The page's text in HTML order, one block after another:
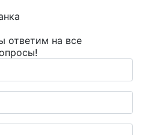
ответим на все